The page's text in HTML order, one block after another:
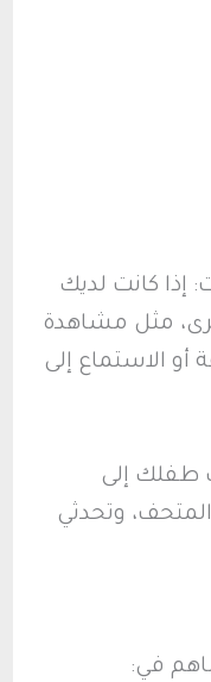
كانت لديك
مثل مشاهدة
أو الاستماع إلى
طفلك إلى
وتحدثي
في: